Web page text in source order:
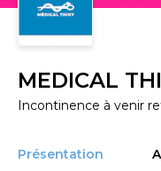
MEDICAL
Incontinence à venir
Présentation